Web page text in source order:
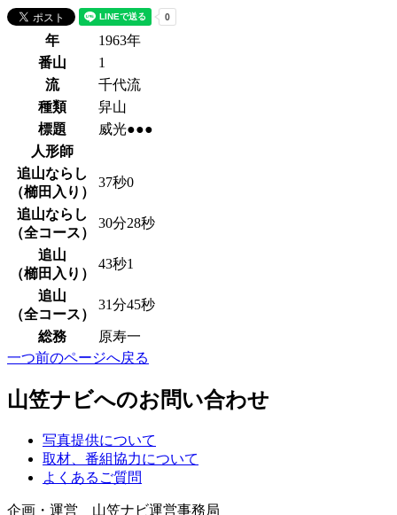
年
1963年
番山
1
流
千代流
種類
舁山
標題
威光●●●
人形師
追山ならし
（櫛田入り）
37秒0
追山ならし
（全コース）
30分28秒
追山
（櫛田入り）
43秒1
追山
（全コース）
31分45秒
総務
原寿一
一つ前のページへ戻る
山笠ナビへのお問い合わせ
写真提供について
取材、番組協力について
よくあるご質問
企画・運営 山笠ナビ運営事務局